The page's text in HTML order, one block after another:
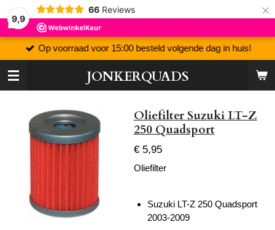
9,9
66 Reviews ×
JONKERQUADS
Op voorraad voor 15:00 besteld volgende dag in huis!
Oliefilter Suzuki LT-Z
250 Quadsport
€ 5,95
Oliefilter
Suzuki LT-Z 250 Quadsport
2003-2009